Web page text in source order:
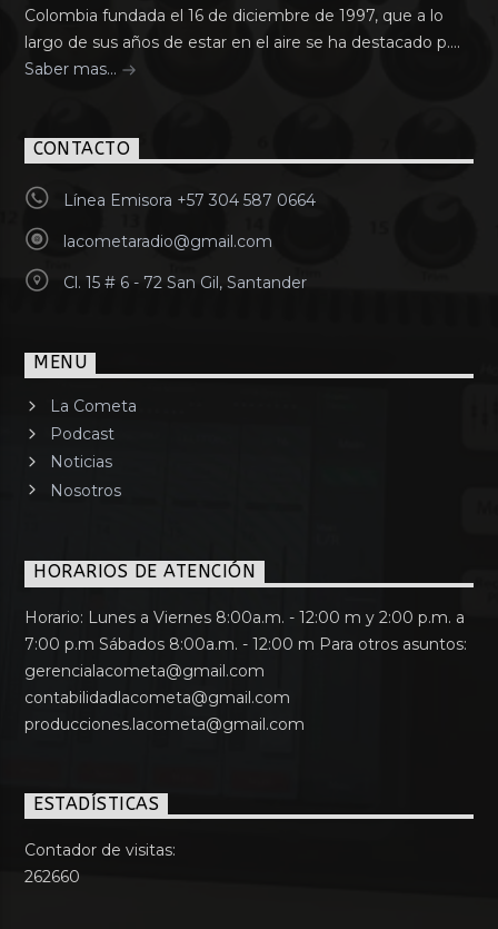
Colombia fundada el 16 de diciembre de 1997, que a lo
largo de sus años de estar en el aire se ha destacado p....
Saber mas...
CONTACTO
Línea Emisora +57 304 587 0664
lacometaradio@gmail.com
Cl. 15 # 6 - 72 San Gil, Santander
MENU
La Cometa
Podcast
Noticias
Nosotros
HORARIOS DE ATENCIÓN
Horario: Lunes a Viernes 8:00a.m. - 12:00 m y 2:00 p.m. a
7:00 p.m Sábados 8:00a.m. - 12:00 m Para otros asuntos:
gerencialacometa@gmail.com
contabilidadlacometa@gmail.com
producciones.lacometa@gmail.com
ESTADÍSTICAS
Contador de visitas:
262660